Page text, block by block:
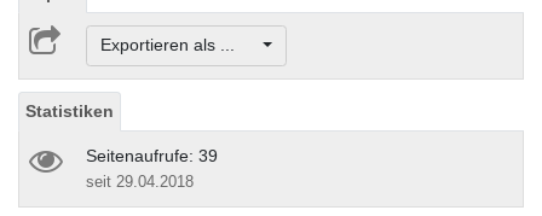
Exportieren als ...
Statistiken
Seitenaufrufe: 39
seit 29.04.2018